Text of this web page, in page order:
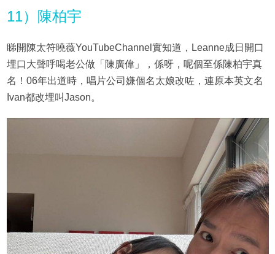
11）陳柏宇
睇開陳太符曉薇YouTubeChannel實知道，Leanne成日開口
埋口大聲呼喝老公做「陳廣偉」，係呀，呢個至係陳柏宇真
名！06年出道時，唱片公司嫌個名太娘改咗，連原本英文名
Ivan都改埋叫Jason。